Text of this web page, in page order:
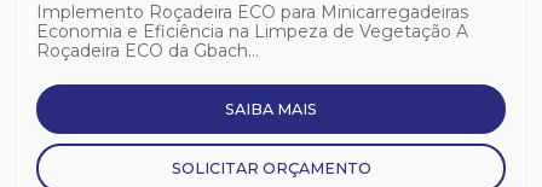
Implemento Roçadeira ECO para Minicarregadeiras
Economia e Eficiência na Limpeza de Vegetação A
Roçadeira ECO da Gbach...
SAIBA MAIS
SOLICITAR ORÇAMENTO